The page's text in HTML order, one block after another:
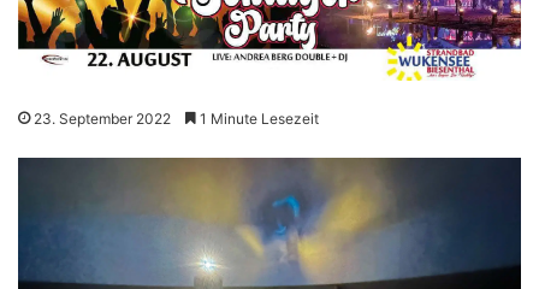
23. September 2022 1 Minute Lesezeit